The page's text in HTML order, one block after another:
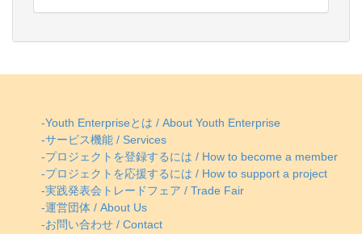
-Youth Enterpriseとは / About Youth Enterprise
-サービス機能 / Services
-プロジェクトを登録するには / How to become a member
-プロジェクトを応援するには / How to support a project
-実践発表会トレードフェア / Trade Fair
-運営団体 / About Us
-お問い合わせ / Contact